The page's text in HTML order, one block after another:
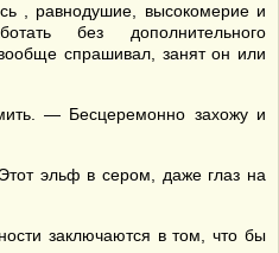
, равнодушие, высокомерие и
без дополнительного
спрашивал, занят он или
— Бесцеремонно захожу и
эльф в сером, даже глаз на
заключаются в том, что бы